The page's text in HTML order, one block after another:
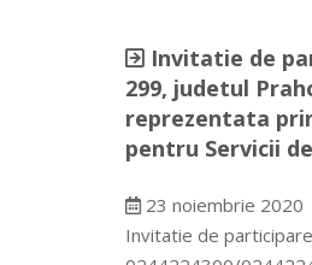
Invitatie de
299, judetul
reprezentata
pentru Servicii
23 noiembrie 2020
Invitatie de